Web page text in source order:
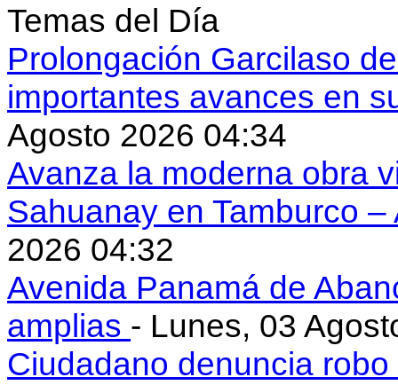
Temas del Día
Prolongación Garcilaso
importantes avances en
Agosto 2026 04:34
Avanza la moderna obra
Sahuanay en Tamburco
2026 04:32
Avenida Panamá de
amplias - Lunes, 03
Ciudadano denuncia